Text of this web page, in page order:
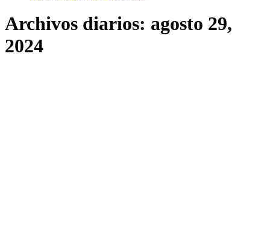
Archivos diarios: agosto 29,
2024